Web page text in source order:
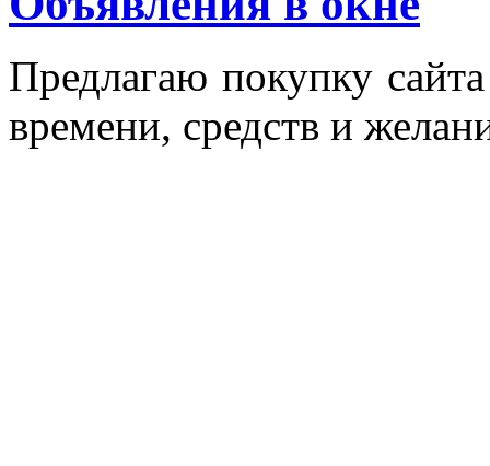
Пред­ла­гаю по­куп­ку
вре­мени, средств и